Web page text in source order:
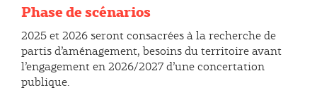
Phase de scénarios
2025 et 2026 seront consacrées à la recherche de
partis d’aménagement, besoins du territoire avant
l’engagement en 2026/2027 d’une concertation
publique.